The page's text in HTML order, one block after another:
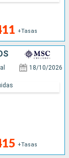
+Tasas
18/10/2026
+Tasas